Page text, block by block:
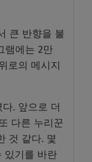
큰 반향을 불
램에는 2만
로의 메시지
. 앞으로 더
다른 누리꾼
것 같다. 몇
있기를 바란